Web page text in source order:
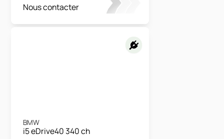
Nous contacter
BMW
i5 eDrive40 340 ch